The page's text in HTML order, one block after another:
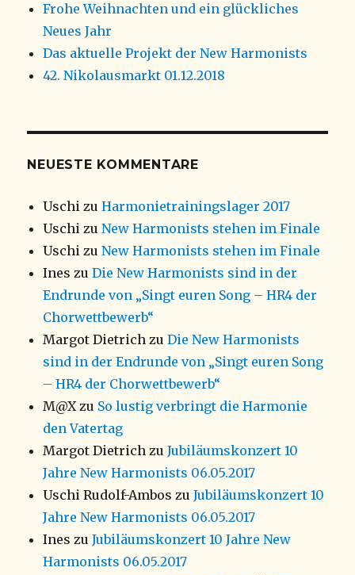
Frohe Weihnachten und ein glückliches
Neues Jahr
Das aktuelle Projekt der New Harmonists
42. Nikolausmarkt 01.12.2018
NEUESTE KOMMENTARE
Uschi zuHarmonietrainingslager 2017
Uschi zuNew Harmonists stehen im Finale
Uschi zuNew Harmonists stehen im Finale
Ines zuDie New Harmonists sind in der
Endrunde von „Singt euren Song – HR4 der
Chorwettbewerb“
Margot Dietrich zuDie New Harmonists
sind in der Endrunde von „Singt euren Song
– HR4 der Chorwettbewerb“
M@Xzu So lustig verbringt die Harmonie
den Vatertag
Margot Dietrich zuJubiläumskonzert 10
Jahre New Harmonists 06.05.2017
Uschi Rudolf-Ambos zuJubiläumskonzert 10
Jahre New Harmonists 06.05.2017
Ines zuJubiläumskonzert 10 Jahre New
Harmonists 06.05.2017